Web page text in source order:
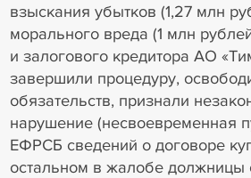
взыскания убытков (1,27 млн
морального вреда (1 млн
и залогового кредитора АО
завершили процедуру,
обязательств, признали
нарушение (несвоевременная
ЕФРСБ сведений о договоре
остальном в жалобе должницы